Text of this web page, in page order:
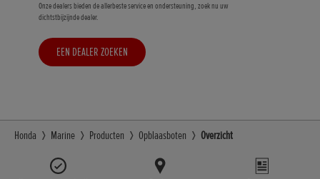
Onze dealers bieden de allerbeste service en ondersteuning, zoek nu uw
dichtstbijzijnde dealer.
EEN DEALER ZOEKEN
Honda Marine Producten Opblaasboten Overzicht